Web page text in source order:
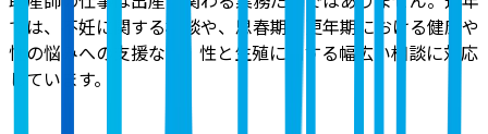
では、不妊に関する相談や、思春期・更年期における健康や
性の悩みへの支援など、性と生殖に関する幅広い相談に対応
しています。